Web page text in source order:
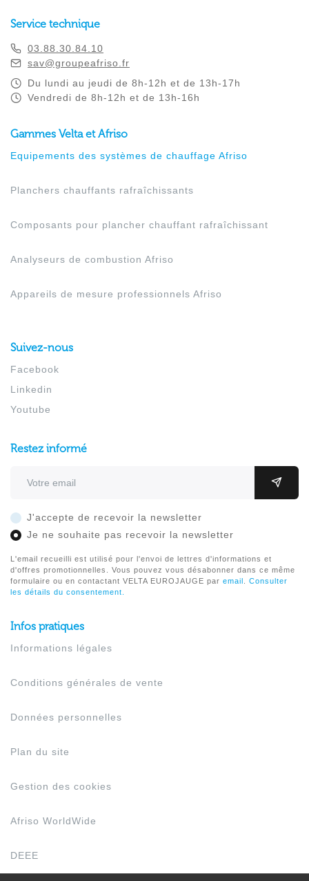
Service technique
03.88.30.84.10
sav@groupeafriso.fr
Du lundi au jeudi de 8h-12h et de 13h-17h
Vendredi de 8h-12h et de 13h-16h
Gammes Velta et Afriso
Equipements des systèmes de chauffage Afriso
Planchers chauffants rafraîchissants
Composants pour plancher chauffant rafraîchissant
Analyseurs de combustion Afriso
Appareils de mesure professionnels Afriso
Suivez-nous
Facebook
Linkedin
Youtube
Restez informé
J'accepte de recevoir la newsletter
Je ne souhaite pas recevoir la newsletter
L'email recueilli est utilisé pour l'envoi de lettres d'informations et
d'offres promotionnelles. Vous pouvez vous désabonner dans ce même
formulaire ou en contactant VELTA EUROJAUGE par email . Consulter
les détails du consentement.
Infos pratiques
Informations légales
Conditions générales de vente
Données personnelles
Plan du site
Gestion des cookies
Afriso WorldWide
DEEE